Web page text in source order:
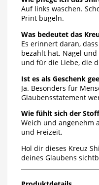
Auf links waschen.
Print bügeln.
Was bedeutet das
Es erinnert daran,
bezahlt hat. Nägel
und für die Liebe, die
Ist es als Geschenk
Ja. Besonders für
Glaubensstatement
Wie fühlt sich der
Weich und angenehm
und Freizeit.
Hol dir dieses Kreuz
deines Glaubens